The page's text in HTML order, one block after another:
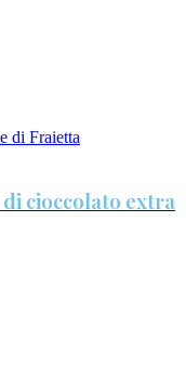
di cioccolato extra